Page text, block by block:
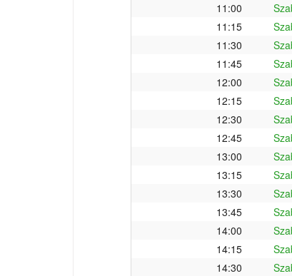
11:00
11:15
11:30
11:45
12:00
12:15
12:30
12:45
13:00
13:15
13:30
13:45
14:00
14:15
14:30